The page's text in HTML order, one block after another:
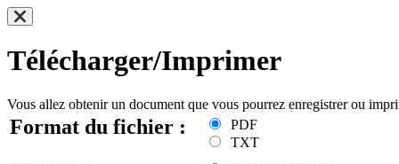
Télécharger/Imprimer
Vous allez obtenir un document que vous pourrez enregistrer ou
Format du fichier :
PDF
TXT